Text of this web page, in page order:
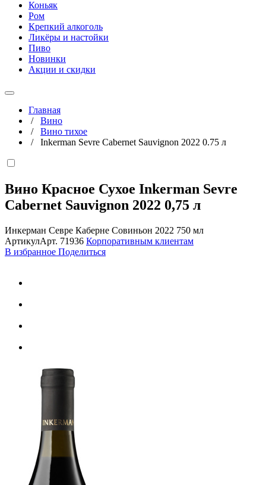
Коньяк
Ром
Крепкий алкоголь
Ликёры и настойки
Пиво
Новинки
Акции и скидки
Главная
/ Вино
/ Вино тихое
/ Inkerman Sevre Cabernet Sauvignon 2022 0.75 л
Вино Красное Сухое Inkerman Sevre
Cabernet Sauvignon 2022 0,75 л
Инкерман Севре Каберне Совиньон 2022 750 мл
АртикулАрт. 71936 Корпоративным клиентам
В избранное Поделиться